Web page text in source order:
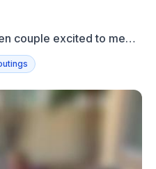
couple excited to meet